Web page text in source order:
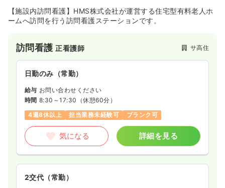
【施設内訪問看護】HMS株式会社が運営する住宅型有料老人ホ
ームへ訪問を行う訪問看護ステーションです。
訪問看護正看護師 サ高住
日勤のみ（常勤）
給与 お問い合わせください
時間 8:30～17:30 （休憩60分）
4週8休以上
担当業務未経験可 ブランク可
気になる 詳細を見る
2交代（常勤）